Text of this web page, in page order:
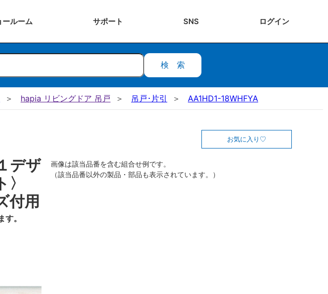
ールーム サポート SNS ログイン
検索
hapia リビングドア 吊戸 吊戸･片引 AA1HD1-18WHFYA
デザ
〉
用
。
お気に入り
画像は該当品番を含む組合せ例です。
（該当品番以外の製品・部品も表示されています。）